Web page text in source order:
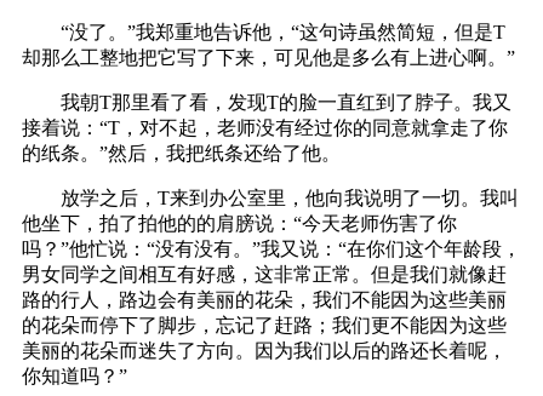
“没了。”我郑重地告诉他，“这句诗虽然简短，但是T
却那么工整地把它写了下来，可见他是多么有上进心啊。”
我朝T那里看了看，发现T的脸一直红到了脖子。我又
接着说：“T，对不起，老师没有经过你的同意就拿走了你
的纸条。”然后，我把纸条还给了他。
放学之后，T来到办公室里，他向我说明了一切。我叫
他坐下，拍了拍他的的肩膀说：“今天老师伤害了你
吗？”他忙说：“没有没有。”我又说：“在你们这个年龄段，
男女同学之间相互有好感，这非常正常。但是我们就像赶
路的行人，路边会有美丽的花朵，我们不能因为这些美丽
的花朵而停下了脚步，忘记了赶路；我们更不能因为这些
美丽的花朵而迷失了方向。因为我们以后的路还长着呢，
你知道吗？”